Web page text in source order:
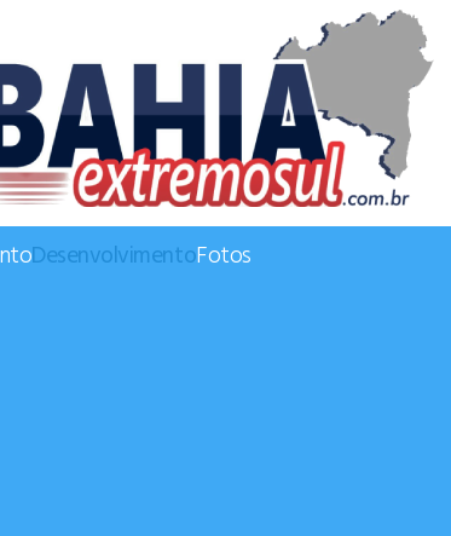
DesenvolvimentoFotos